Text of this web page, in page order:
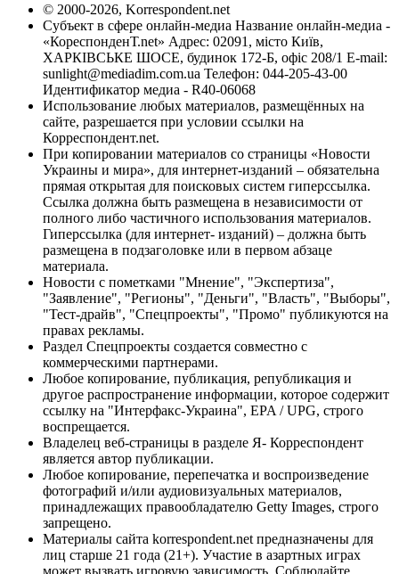
© 2000-2026, Korrespondent.net
Субъект в сфере онлайн-медиа Название онлайн-медиа -
«КореспонденТ.net» Адрес: 02091, місто Київ,
ХАРКІВСЬКЕ ШОСЕ, будинок 172-Б, офіс 208/1 E-mail:
sunlight@mediadim.com.ua Телефон: 044-205-43-00
Идентификатор медиа - R40-06068
Использование любых материалов, размещённых на
сайте, разрешается при условии ссылки на
Корреспондент.net.
При копировании материалов со страницы «Новости
Украины и мира», для интернет-изданий – обязательна
прямая открытая для поисковых систем гиперссылка.
Ссылка должна быть размещена в независимости от
полного либо частичного использования материалов.
Гиперссылка (для интернет- изданий) – должна быть
размещена в подзаголовке или в первом абзаце
материала.
Новости с пометками "Мнение", "Экспертиза",
"Заявление", "Регионы", "Деньги", "Власть", "Выборы",
"Тест-драйв", "Спецпроекты", "Промо" публикуются на
правах рекламы.
Раздел Спецпроекты создается совместно с
коммерческими партнерами.
Любое копирование, публикация, републикация и
другое распространение информации, которое содержит
ссылку на "Интерфакс-Украина", EPA / UPG, строго
воспрещается.
Владелец веб-страницы в разделе Я- Корреспондент
является автор публикации.
Любое копирование, перепечатка и воспроизведение
фотографий и/или аудиовизуальных материалов,
принадлежащих правообладателю Getty Images, строго
запрещено.
Материалы сайта korrespondent.net предназначены для
лиц старше 21 года (21+). Участие в азартных играх
может вызвать игровую зависимость. Соблюдайте